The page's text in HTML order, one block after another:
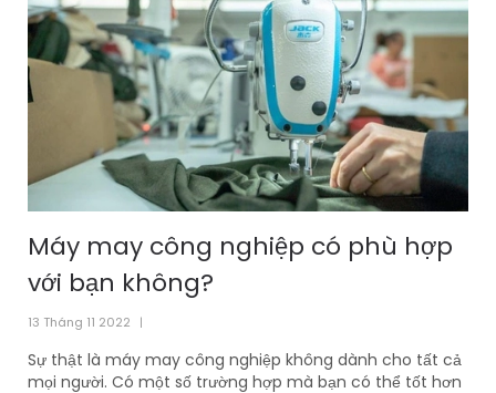
Máy may công nghiệp có phù hợp
với bạn không?
13 Tháng 11 2022
Sự thật là máy may công nghiệp không dành cho tất cả
mọi người. Có một số trường hợp mà bạn có thể tốt hơn